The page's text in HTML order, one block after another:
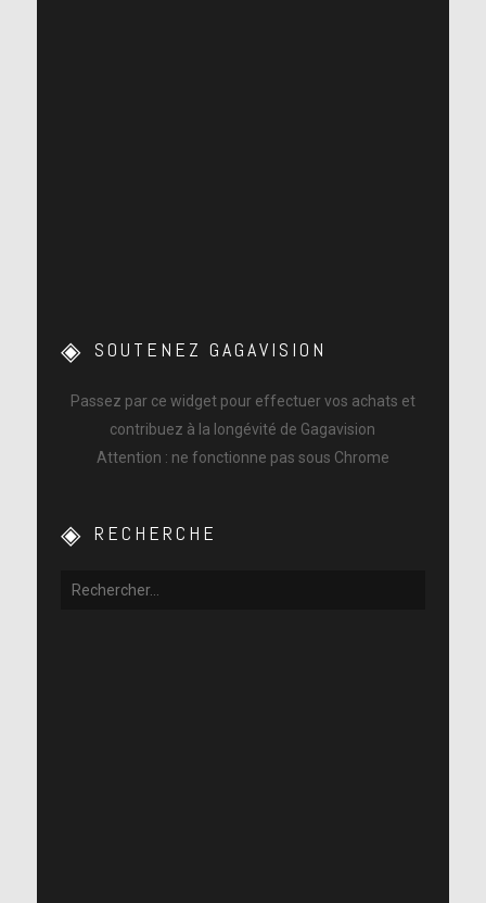
SOUTENEZ GAGAVISION
Passez par ce widget pour effectuer vos achats et
contribuez à la longévité de Gagavision
Attention : ne fonctionne pas sous Chrome
RECHERCHE